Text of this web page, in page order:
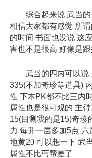
综合起来说 武当的
相信大家都有感觉 所
的时间 书面也没说 这
害也不是很高 好像是跟
武当的四内可以说
335(不加奇珍等道具)
性 下本PK都不比三内
属性也是很可观的 主
15(目测我的是15)奇珍
力 每升一层多加5点
地黄20 可以想一下 武
属性不比丐帮差了